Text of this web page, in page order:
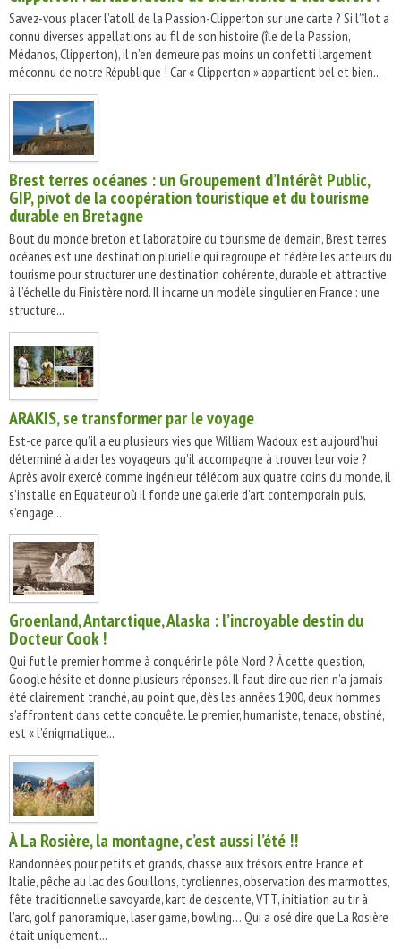
Savez-vous placer l’atoll de la Passion-Clipperton sur une carte ? Si l’îlot a
connu diverses appellations au fil de son histoire (île de la Passion,
Médanos, Clipperton), il n’en demeure pas moins un confetti largement
méconnu de notre République ! Car « Clipperton » appartient bel et bien...
Brest terres océanes : un Groupement d’Intérêt Public,
GIP, pivot de la coopération touristique et du tourisme
durable en Bretagne
Bout du monde breton et laboratoire du tourisme de demain, Brest terres
océanes est une destination plurielle qui regroupe et fédère les acteurs du
tourisme pour structurer une destination cohérente, durable et attractive
à l’échelle du Finistère nord. Il incarne un modèle singulier en France : une
structure...
ARAKIS, se transformer par le voyage
Est-ce parce qu’il a eu plusieurs vies que William Wadoux est aujourd’hui
déterminé à aider les voyageurs qu’il accompagne à trouver leur voie ?
Après avoir exercé comme ingénieur télécom aux quatre coins du monde, il
s’installe en Equateur où il fonde une galerie d’art contemporain puis,
s’engage...
Groenland, Antarctique, Alaska : l’incroyable destin du
Docteur Cook !
Qui fut le premier homme à conquérir le pôle Nord ? À cette question,
Google hésite et donne plusieurs réponses. Il faut dire que rien n’a jamais
été clairement tranché, au point que, dès les années 1900, deux hommes
s’affrontent dans cette conquête. Le premier, humaniste, tenace, obstiné,
est « l’énigmatique...
À La Rosière, la montagne, c’est aussi l’été !!
Randonnées pour petits et grands, chasse aux trésors entre France et
Italie, pêche au lac des Gouillons, tyroliennes, observation des marmottes,
fête traditionnelle savoyarde, kart de descente, VTT, initiation au tir à
l’arc, golf panoramique, laser game, bowling… Qui a osé dire que La Rosière
était uniquement...